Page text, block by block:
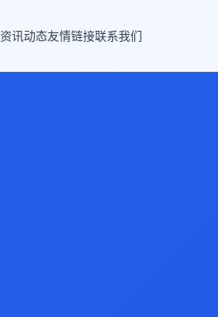
资讯动态友情链接联系我们